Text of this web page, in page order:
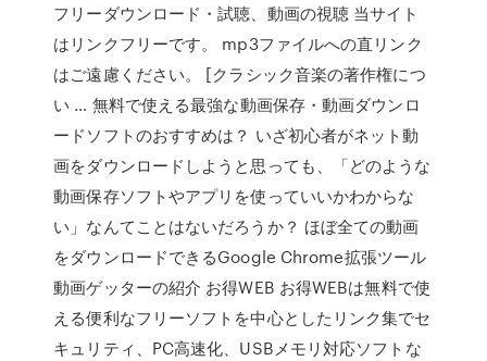
フリーダウンロード・試聴、動画の視聴 当サイト
はリンクフリーです。 mp3ファイルへの直リンク
はご遠慮ください。 [クラシック音楽の著作権につ
い … 無料で使える最強な動画保存・動画ダウンロ
ードソフトのおすすめは？ いざ初心者がネット動
画をダウンロードしようと思っても、「どのような
動画保存ソフトやアプリを使っていいかわからな
い」なんてことはないだろうか？ ほぼ全ての動画
をダウンロードできるGoogle Chrome拡張ツール
動画ゲッターの紹介 お得WEB お得WEBは無料で使
える便利なフリーソフトを中心としたリンク集でセ
キュリティ、PC高速化、USBメモリ対応ソフトな